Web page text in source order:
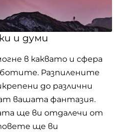
и думи
в каквато и сфера
Разпилените
до различни
вашата фантазия.
ще ви отдалечи от
ще ви